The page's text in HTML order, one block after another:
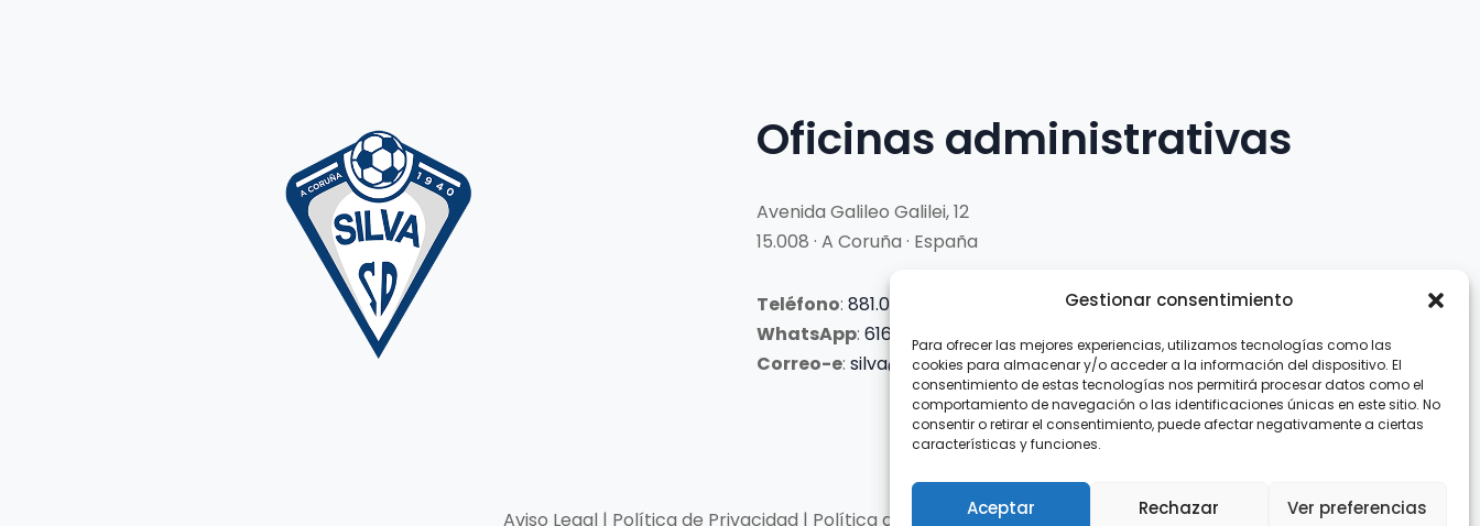
Gestionar consentimiento
Para ofrecer las mejores experiencias, utilizamos tecnologías como las
cookies para almacenar y/o acceder a la información del dispositivo. El
consentimiento de estas tecnologías nos permitirá procesar datos como el
comportamiento de navegación o las identificaciones únicas en este sitio. No
consentir o retirar el consentimiento, puede afectar negativamente a ciertas
características y funciones.
Aceptar Rechazar Ver preferencias
Oficinas administrativas
Avenida Galileo Galilei, 12
15.008 · A Coruña · España
Teléfono: 881.069.303
WhatsApp: 616.897.466
Correo-e: silva@clubsilva.com
Aviso Legal | Política de Privacidad | Política de Cookies